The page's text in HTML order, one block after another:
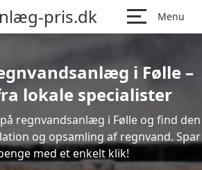
pris.dk Menu
i Følle –
lokale specialister
regnvandsanlæg i Følle og find den
og opsamling af regnvand. Spar
med et enkelt klik!